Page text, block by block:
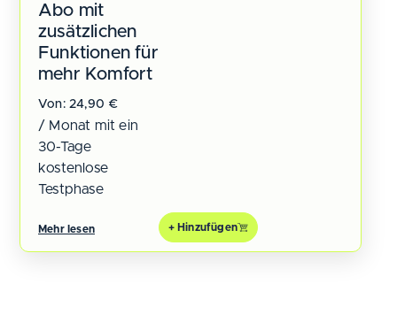
Abo mit
zusätzlichen
Funktionen für
mehr Komfort
Von: 24,90 €
/ Monat mit ein
30-Tage
kostenlose
Testphase
Mehr lesen + Hinzufügen